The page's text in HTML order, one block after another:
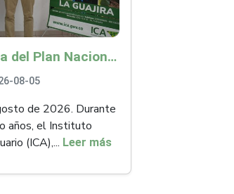
ICA superó la meta del Plan Nacional de Desarrollo y abrió 61 mercados internacionales
08-05
de 2026. Durante
años, el Instituto
(ICA),... Leer más